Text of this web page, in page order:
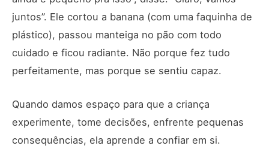
juntos”. Ele cortou a banana (com uma faquinha de
plástico), passou manteiga no pão com todo
cuidado e ficou radiante. Não porque fez tudo
perfeitamente, mas porque se sentiu capaz.
Quando damos espaço para que a criança
experimente, tome decisões, enfrente pequenas
consequências, ela aprende a confiar em si.